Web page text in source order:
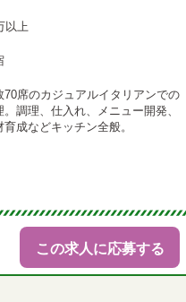
以上
70席のカジュアルイタリアンでの
。調理、仕入れ、メニュー開発、
育成などキッチン全般。
この求人に応募する